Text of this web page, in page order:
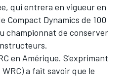
qui entrera en vigueur en
Dynamics de 100
championnat de conserver
en Amérique. S'exprimant
a fait savoir que le